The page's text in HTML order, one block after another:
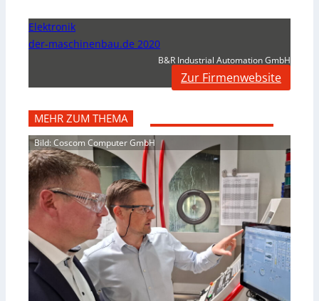
Elektronik
der-maschinenbau.de 2020
B&R Industrial Automation GmbH
Zur Firmenwebsite
MEHR ZUM THEMA
Bild: Coscom Computer GmbH